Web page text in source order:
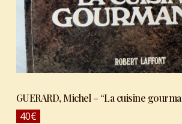
GUERARD, Michel – “La cuisine
40€